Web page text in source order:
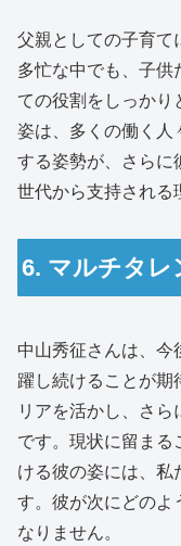
父親としての子育て
多忙な中でも、子供
ての役割をしっかり
姿は、多くの働く人
する姿勢が、さらに
世代から支持される
6. マルチタレ
中山秀征さんは、今
躍し続けることが期
リアを活かし、さ
です。現状に留まる
ける彼の姿には、私
す。彼が次にどのよ
なりません。